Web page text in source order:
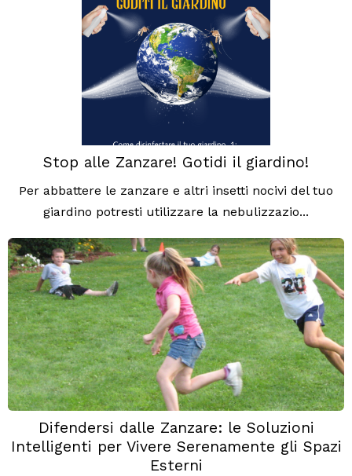
Stop alle Zanzare! Gotidi il giardino!
Per abbattere le zanzare e altri insetti nocivi del tuo
giardino potresti utilizzare la nebulizzazio...
Difendersi dalle Zanzare: le Soluzioni
Intelligenti per Vivere Serenamente gli Spazi
Esterni